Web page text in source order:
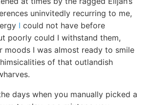
uninvitedly recurring to me,
I could not have before
poorly could I withstand them,
moods I was almost ready to smile
of that outlandish
days when you manually picked a